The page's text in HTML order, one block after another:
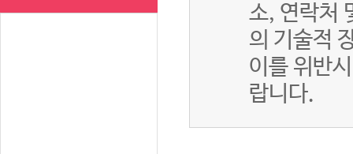
소, 연락처
의 기술적
이를 위반
랍니다.